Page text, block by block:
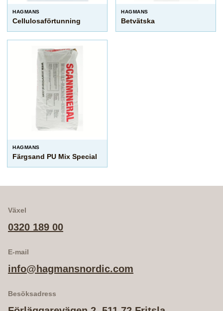
HAGMANS
Cellulosaförtunning
HAGMANS
Betvätska
HAGMANS
Färgsand PU Mix Special
Växel
0320 189 00
E-mail
info@hagmansnordic.com
Besöksadress